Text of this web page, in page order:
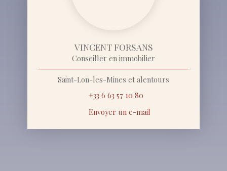
VINCENT FORSANS
Conseiller en immobilier
Saint-Lon-les-Mines et alentours
+33 6 63 57 10 80
Envoyer un e-mail